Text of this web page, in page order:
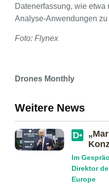
Datenerfassung, wie
Analyse-Anwendungen zu
Foto: Flynex
Drones Monthly
Weitere News
Im
Direktor
Europe